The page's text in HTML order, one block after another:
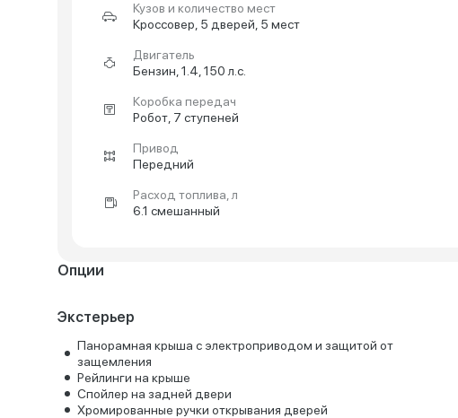
Кузов и количество мест
Кроссовер, 5 дверей, 5 мест
Двигатель
Бензин, 1.4, 150 л.с.
Коробка передач
Робот, 7 ступеней
Привод
Передний
Расход топлива, л
6.1 смешанный
Опции
Экстерьер
Панорамная крыша с электроприводом и защитой от
защемления
Рейлинги на крыше
Спойлер на задней двери
Хромированные ручки открывания дверей